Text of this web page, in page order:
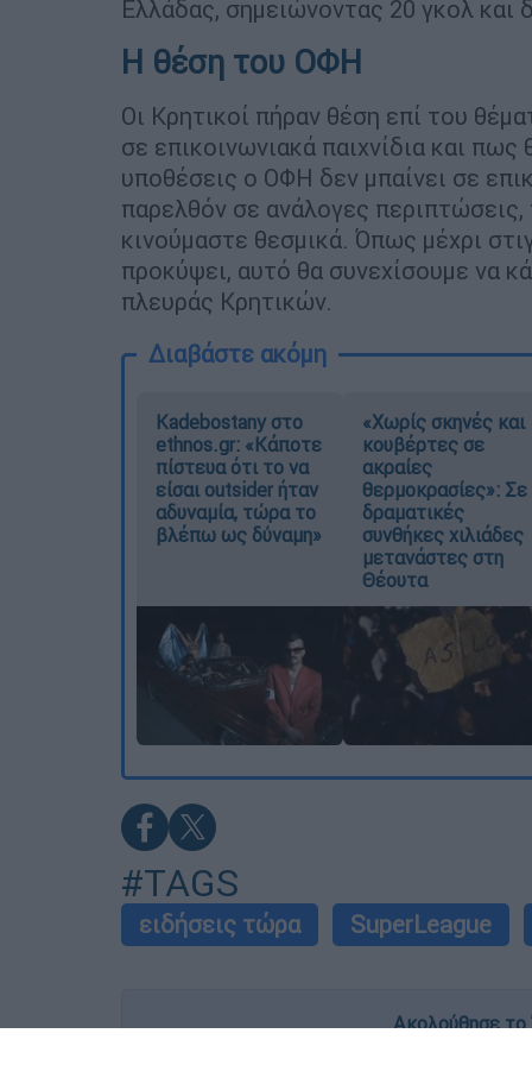
Ελλάδας, σημειώνοντας 20 γκολ και
H θέση του ΟΦΗ
Οι Κρητικοί πήραν θέση επί του
σε επικοινωνιακά παιχνίδια και
υποθέσεις ο ΟΦΗ δεν μπαίνει σε
παρελθόν σε ανάλογες
κινούμαστε θεσμικά. Όπως μέχρι
προκύψει, αυτό θα συνεχίσουμε να
πλευράς Κρητικών.
Διαβάστε ακόμη
Kadebostany στο
ethnos.gr: «Κάποτε
πίστευα ότι το να
είσαι outsider ήταν
αδυναμία, τώρα το
βλέπω ως δύναμη»
«Χωρίς σκηνές και
κουβέρτες σε
ακραίες
θερμοκρασίες»: Σε
δραματικές
συνθήκες χιλιάδες
μετανάστες στη
Θέουτα
#TAGS
ειδήσεις τώρα SuperLeague
Ακολούθησε το